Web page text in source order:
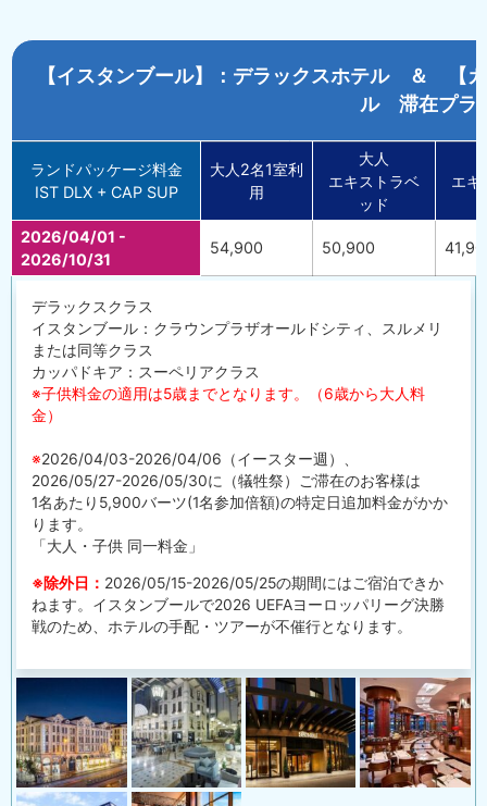
【イスタンブール】：デラックスホテル ＆ 【
ル 滞在プラ
ランドパッケージ料金
IST DLX + CAP SUP
大人2名1室利
用
大人
エキストラベ
ッド
エキ
2026/04/01 -
2026/10/31
54,900 50,900
デラックスクラス
イスタンブール：クラウンプラザオールドシティ、スルメリ
または同等クラス
カッパドキア：スーペリアクラス
※子供料金の適用は5歳までとなります。（6歳から大人料
金）
※2026/04/03-2026/04/06（イースター週）、
2026/05/27-2026/05/30に（犠牲祭）ご滞在のお客様は
1名あたり5,900バーツ(1名参加倍額)の特定日追加料金がかか
ります。
「大人・子供 同一料金」
※除外日： 2026/05/15-2026/05/25の期間にはご宿泊できか
ねます。イスタンブールで2026 UEFAヨーロッパリーグ決勝
戦のため、ホテルの手配・ツアーが不催行となります。